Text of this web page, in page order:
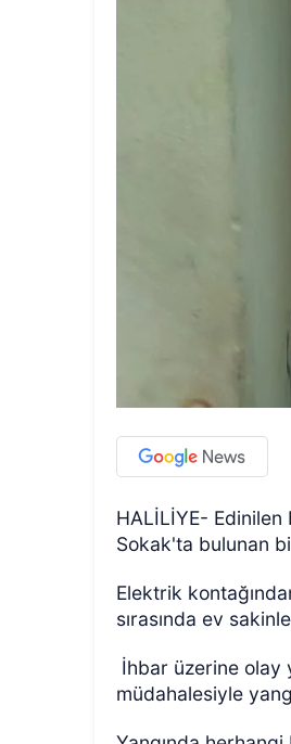
HALİLİYE- Edinilen
Sokak'ta bulunan
Elektrik
sırasında ev
İhbar üzerine olay
müdahalesiyle